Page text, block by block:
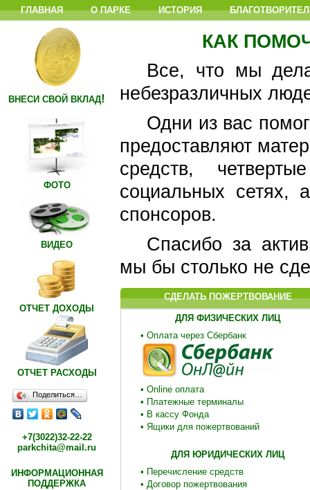
ГЛАВНАЯ О ПАРКЕ ИСТОРИЯ
КАК
Все, что мы
небезразличных
Одни из вас
предоставляют
средств,
социальных сетях,
спонсоров.
Спасибо за
мы бы столько не
СДЕЛАТЬ ПОЖЕРТВОВАНИЕ
ДЛЯ ФИЗИЧЕСКИХ ЛИЦ
• Оплата через Сбербанк
• Online оплата
• Платежные терминалы
• В кассу Фонда
• Ящики для пожертвований
ДЛЯ ЮРИДИЧЕСКИХ ЛИЦ
• Перечисление средств
• Договор пожертвования
ВНЕСИ СВОЙ ВКЛАД!
ФОТО
ВИДЕО
ОТЧЕТ ДОХОДЫ
ОТЧЕТ РАСХОДЫ
Поделиться…
+7(3022)32-22-22
parkchita@mail.ru
ИНФОРМАЦИОННАЯ
ПОДДЕРЖКА